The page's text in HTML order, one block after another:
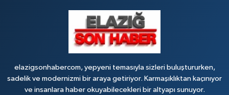
elazigsonhabercom, yepyeni temasıyla sizleri buluştururken,
sadelik ve modernizmi bir araya getiriyor. Karmaşıklıktan kaçınıyor
ve insanlara haber okuyabilecekleri bir altyapı sunuyor.